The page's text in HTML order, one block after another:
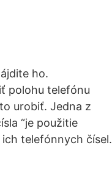
ho.
polohu telefónu
urobiť. Jedna z
“je použitie
telefónnych čísel.